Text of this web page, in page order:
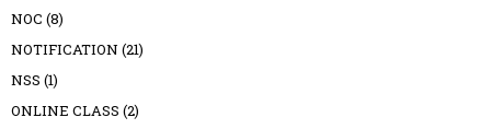
NOC (8)
NOTIFICATION (21)
NSS (1)
ONLINE CLASS (2)